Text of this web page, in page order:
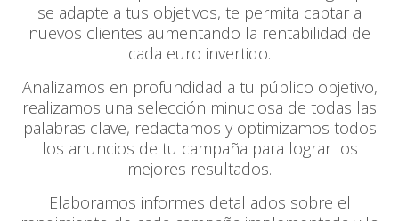
se adapte a tus objetivos, te permita captar a
nuevos clientes aumentando la rentabilidad de
cada euro invertido.
Analizamos en profundidad a tu público objetivo,
realizamos una selección minuciosa de todas las
palabras clave, redactamos y optimizamos todos
los anuncios de tu campaña para lograr los
mejores resultados.
Elaboramos informes detallados sobre el